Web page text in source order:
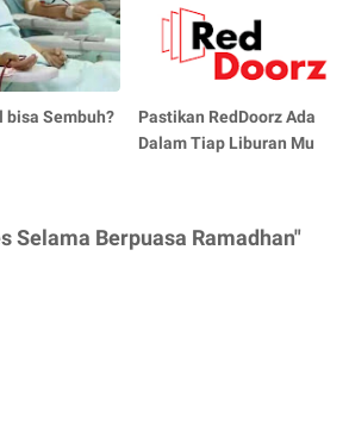
bisa Sembuh?
Pastikan RedDoorz Ada
Dalam Tiap Liburan Mu
Selama Berpuasa Ramadhan"